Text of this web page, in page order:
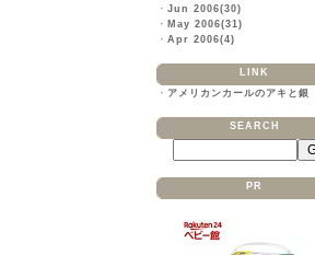
・ Jun 2006(30)
・ May 2006(31)
・ Apr 2006(4)
LINK
・ アメリカンカールのアキと銀
SEARCH
PR